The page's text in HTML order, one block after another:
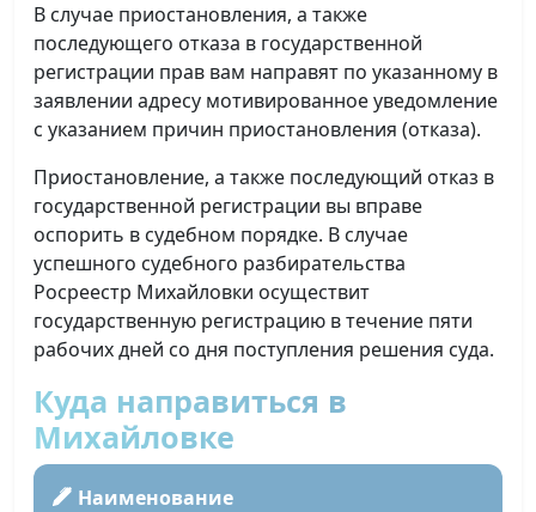
В случае приостановления, а также
последующего отказа в государственной
регистрации прав вам направят по указанному в
заявлении адресу мотивированное уведомление
с указанием причин приостановления (отказа).
Приостановление, а также последующий отказ в
государственной регистрации вы вправе
оспорить в судебном порядке. В случае
успешного судебного разбирательства
Росреестр Михайловки осуществит
государственную регистрацию в течение пяти
рабочих дней со дня поступления решения суда.
Куда направиться в
Михайловке
Наименование